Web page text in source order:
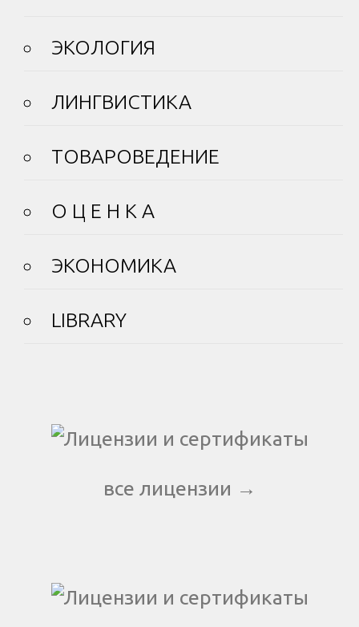
ЭКОЛОГИЯ
ЛИНГВИСТИКА
ТОВАРОВЕДЕНИЕ
О Ц Е Н К А
ЭКОНОМИКА
LIBRARY
все лицензии →